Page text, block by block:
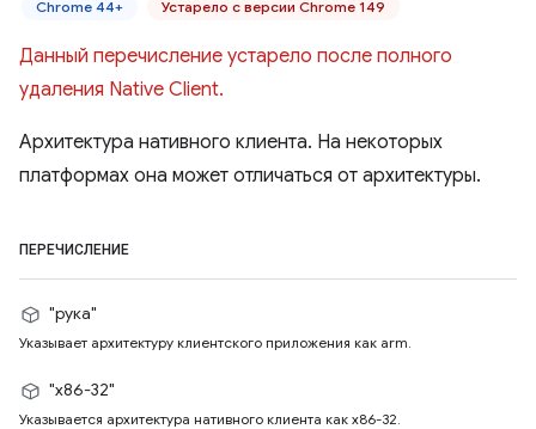
Chrome 44+ Устарело с версии Chrome 149
Данный перечисление устарело после полного
удаления Native Client.
Архитектура нативного клиента. На некоторых
платформах она может отличаться от архитектуры.
ПЕРЕЧИСЛЕНИЕ
"рука"
Указывает архитектуру клиентского приложения как arm.
"x86-32"
Указывается архитектура нативного клиента как x86-32.